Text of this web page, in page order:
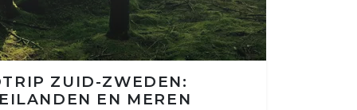
ZUID-ZWEDEN:
EN MEREN